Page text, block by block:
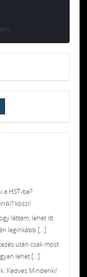
a HST-be?
köszi!
láttam, lehet itt
leginkább [...]
után csak most
lehet [...]
Kedves Mindenki!